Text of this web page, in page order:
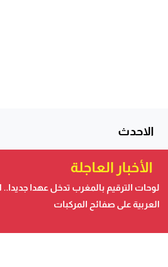
الاحدث
للمونديال ونصف نهائي “الكان”
لوحات الترقيم بالمغرب تدخل عهدا جديدا..
تجاور العربية على صفائح...
وتدبير التركيبة البشرية...
الأخبار العاجلة
لوحات الترقيم بالمغرب تدخل عهدا جديدا..
العربية على صفائح المركبات